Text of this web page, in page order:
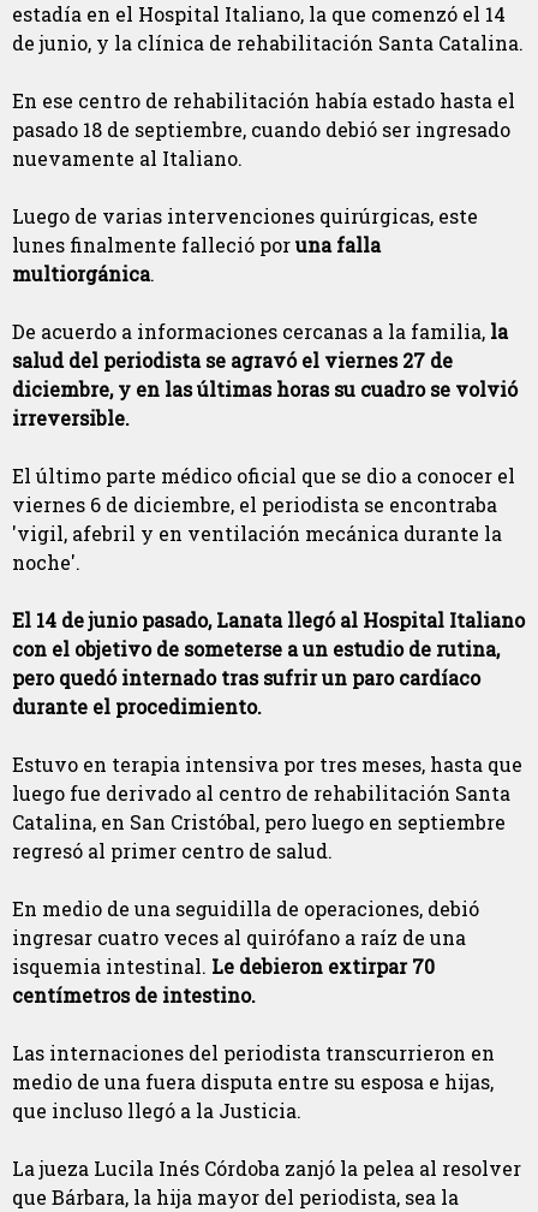
estadía en el Hospital Italiano, la que comenzó el 14
de junio, y la clínica de rehabilitación Santa Catalina.
En ese centro de rehabilitación había estado hasta el
pasado 18 de septiembre, cuando debió ser ingresado
nuevamente al Italiano.
Luego de varias intervenciones quirúrgicas, este
lunes finalmente falleció poruna falla
multiorgánica.
De acuerdo a informaciones cercanas a la familia, la
salud del periodista se agravó el viernes 27 de
diciembre, y en las últimas horas su cuadro se volvió
irreversible.
El último parte médico oficial que se dio a conocer el
viernes 6 de diciembre, el periodista se encontraba
'vigil, afebril y en ventilación mecánica durante la
noche'.
El 14 de junio pasado, Lanata llegó al Hospital Italiano
con el objetivo de someterse a un estudio de rutina,
pero quedó internado tras sufrir un paro cardíaco
durante el procedimiento.
Estuvo en terapia intensiva por tres meses, hasta que
luego fue derivado al centro de rehabilitación Santa
Catalina, en San Cristóbal, pero luego en septiembre
regresó al primer centro de salud.
En medio de una seguidilla de operaciones, debió
ingresar cuatro veces al quirófano a raíz de una
isquemia intestinal. Le debieron extirpar 70
centímetros de intestino.
Las internaciones del periodista transcurrieron en
medio de una fuera disputa entre su esposa e hijas,
que incluso llegó a la Justicia.
La jueza Lucila Inés Córdoba zanjó la pelea al resolver
que Bárbara, la hija mayor del periodista, sea la